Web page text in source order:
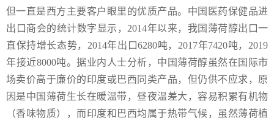
但一直是西方主要客户眼里的优质产品。中国医药保健品进
出口商会的统计数字显示，2014年以来，我国薄荷醇出口一
直保持增长态势，2014年出口6280吨，2017年7420吨，2019
年接近8000吨。据业内人士分析，中国薄荷醇虽然在国际市
场卖价高于廉价的印度或巴西同类产品，但仍供不应求，原
因是中国薄荷生长在暖温带，昼夜温差大，容易积累有机物
（香味物质），而印度和巴西均属于热带气候，虽然薄荷植